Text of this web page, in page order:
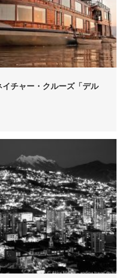
チャー・クルーズ「デル